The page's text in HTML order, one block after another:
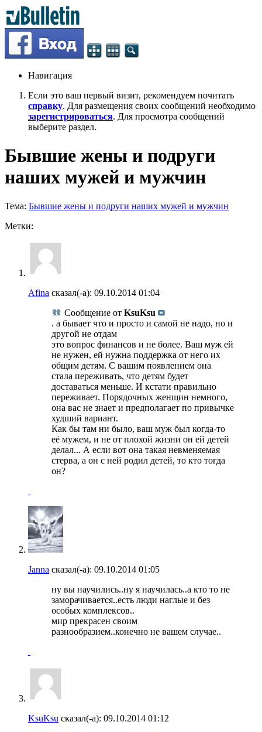
Навигация
Если это ваш первый визит, рекомендуем почитать
справку. Для размещения своих сообщений необходимо
зарегистрироваться. Для просмотра сообщений
выберите раздел.
Бывшие жены и подруги
наших мужей и мужчин
Тема: Бывшие жены и подруги наших мужей и мужчин
Метки:
Afina сказал(-а): 09.10.2014 01:04
Сообщение от KsuKsu
. а бывает что и просто и самой не надо, но и
другой не отдам
это вопрос финансов и не более. Ваш муж ей
не нужен, ей нужна поддержка от него их
общим детям. С вашим появлением она
стала переживать, что детям будет
доставаться меньше. И кстати правильно
переживает. Порядочных женщин немного,
она вас не знает и предполагает по привычке
худший вариант.
Как бы там ни было, ваш муж был когда-то
её мужем, и не от плохой жизни он ей детей
делал... А если вот она такая невменяемая
стерва, а он с ней родил детей, то кто тогда
он?
Janna сказал(-а): 09.10.2014 01:05
ну вы научились..ну я научилась..а кто то не
заморачивается..есть люди наглые и без
особых комплексов..
мир прекрасен своим
разнообразием..конечно не вашем случае..
KsuKsu сказал(-а): 09.10.2014 01:12